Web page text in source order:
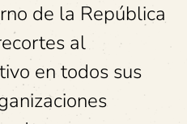
de la República
al
en todos sus